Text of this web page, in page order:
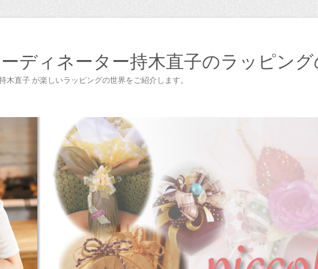
ディネーター持木直子のラッピン
木直子 が楽しいラッピングの世界をご紹介します。